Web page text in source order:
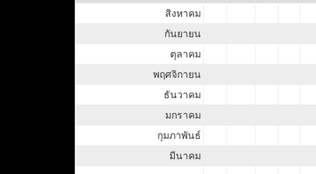
สิงหาคม
กันยายน
ตุลาคม
พฤศจิกายน
ธันวาคม
มกราคม
กุมภาพันธ์
มีนาคม